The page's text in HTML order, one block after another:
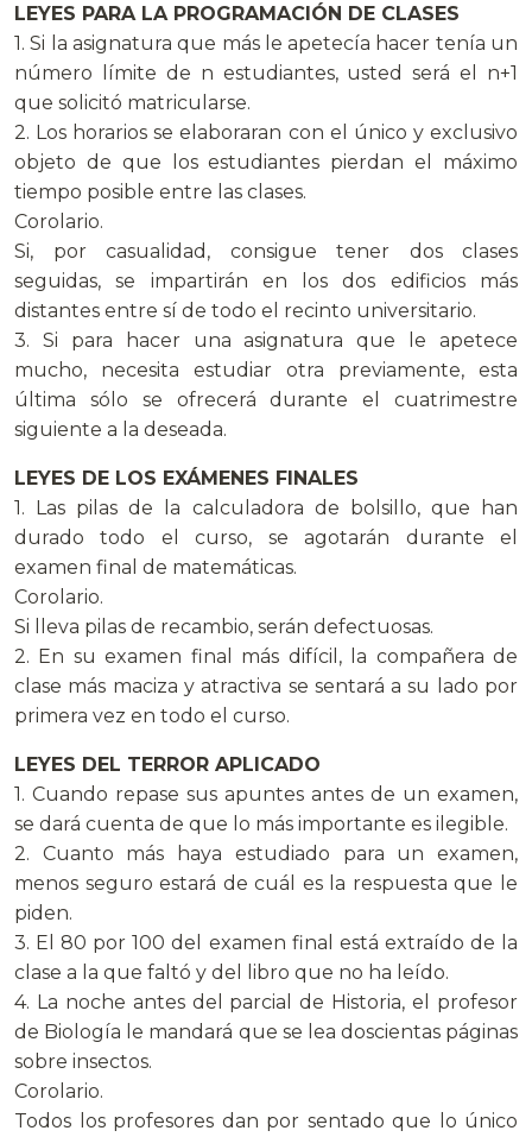
LEYES PARA LA PROGRAMACIÓN DE CLASES
1. Si la asignatura que más le apetecía hacer tenía un
número límite de n estudiantes, usted será el n+1
que solicitó matricularse.
2. Los horarios se elaboraran con el único y exclusivo
objeto de que los estudiantes pierdan el máximo
tiempo posible entre las clases.
Corolario.
Si, por casualidad, consigue tener dos clases
seguidas, se impartirán en los dos edificios más
distantes entre sí de todo el recinto universitario.
3. Si para hacer una asignatura que le apetece
mucho, necesita estudiar otra previamente, esta
última sólo se ofrecerá durante el cuatrimestre
siguiente a la deseada.
LEYES DE LOS EXÁMENES FINALES
1. Las pilas de la calculadora de bolsillo, que han
durado todo el curso, se agotarán durante el
examen final de matemáticas.
Corolario.
Si lleva pilas de recambio, serán defectuosas.
2. En su examen final más difícil, la compañera de
clase más maciza y atractiva se sentará a su lado por
primera vez en todo el curso.
LEYES DEL TERROR APLICADO
1. Cuando repase sus apuntes antes de un examen,
se dará cuenta de que lo más importante es ilegible.
2. Cuanto más haya estudiado para un examen,
menos seguro estará de cuál es la respuesta que le
piden.
3. El 80 por 100 del examen final está extraído de la
clase a la que faltó y del libro que no ha leído.
4. La noche antes del parcial de Historia, el profesor
de Biología le mandará que se lea doscientas páginas
sobre insectos.
Corolario.
Todos los profesores dan por sentado que lo único